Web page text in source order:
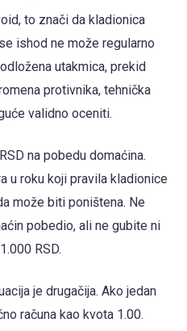
to znači da kladionica
ishod ne može regularno
utakmica, prekid
protivnika, tehnička
validno oceniti.
na pobedu domaćina.
u roku koji pravila kladionice
može biti poništena. Ne
pobedio, ali ne gubite ni
RSD.
je drugačija. Ako jedan
računa kao kvota 1.00.